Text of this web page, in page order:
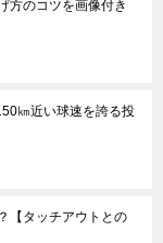
方のコツを画像付き
㎞近い球速を誇る投
【タッチアウトとの